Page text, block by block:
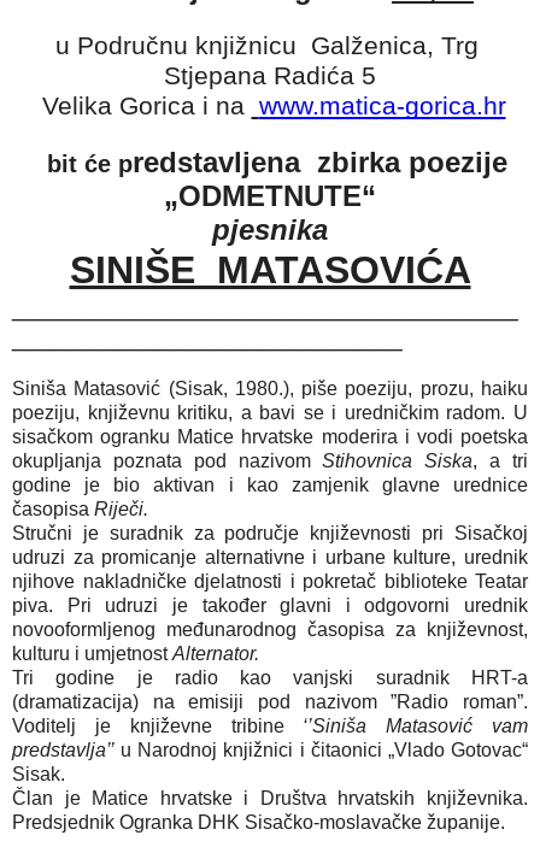
u Područnu knjižnicu Galženica, Trg
Stjepana Radića 5
Velika Gorica i na www.matica-gorica.hr
bit će predstavljena zbirka poezije
„ODMETNUTE“
pjesnika
SINIŠE MATASOVIĆA
Siniša Matasović (Sisak, 1980.), piše poeziju, prozu, haiku
poeziju, književnu kritiku, a bavi se i uredničkim radom. U
sisačkom ogranku Matice hrvatske moderira i vodi poetska
okupljanja poznata pod nazivomStihovnica Siska, a tri
godine je bio aktivan i kao zamjenik glavne urednice
časopisa Riječi.
Stručni je suradnik za područje književnosti pri Sisačkoj
udruzi za promicanje alternativne i urbane kulture, urednik
njihove nakladničke djelatnosti i pokretač biblioteke Teatar
piva. Pri udruzi je također glavni i odgovorni urednik
novooformljenog međunarodnog časopisa za književnost,
kulturu i umjetnostAlternator.
Tri godine je radio kao vanjski suradnik HRT-a
(dramatizacija) na emisiji pod nazivom ”Radio roman”.
Voditelj je književne tribine ‘’Siniša Matasović vam
predstavlja’’ u Narodnoj knjižnici i čitaonici „Vlado Gotovac“
Sisak.
Član je Matice hrvatske i Društva hrvatskih književnika.
Predsjednik Ogranka DHK Sisačko-moslavačke županije.